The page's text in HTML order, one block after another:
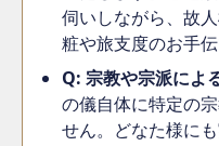
伺いしながら、故
粧や旅支度のお手
Q: 宗教や宗派によ
の儀自体に特定の
せん。どなた様に